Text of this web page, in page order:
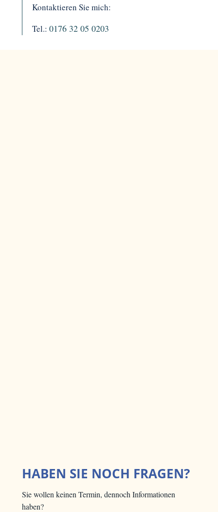
Kontaktieren Sie mich:
Tel.: 0176 32 05 0203
HABEN SIE NOCH FRAGEN?
Sie wollen keinen Termin, dennoch Informationen
haben?